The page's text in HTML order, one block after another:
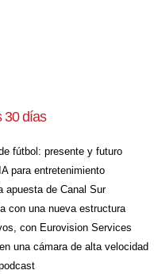
30 días
fútbol: presente y futuro
para entretenimiento
apuesta de Canal Sur
con una nueva estructura
con Eurovision Services
una cámara de alta velocidad